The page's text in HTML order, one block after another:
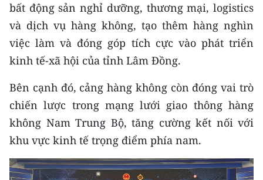
ENGLISH
中文
FRANÇAIS
РУССКИЙ
ESPAÑOL
한국어
bất động sản nghỉ dưỡng, thương mại, logistics
và dịch vụ hàng không, tạo thêm hàng nghìn
việc làm và đóng góp tích cực vào phát triển
kinh tế-xã hội của tỉnh Lâm Đồng.
Bên cạnh đó, cảng hàng không còn đóng vai trò
chiến lược trong mạng lưới giao thông hàng
không Nam Trung Bộ, tăng cường kết nối với
khu vực kinh tế trọng điểm phía nam.